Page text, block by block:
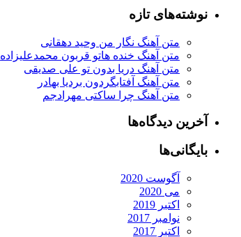
نوشته‌های تازه
متن آهنگ نگار من وحید دهقانی
متن آهنگ خنده هاتو قربون محمدعلیزاده
متن آهنگ دریا بدون تو علی صدیقی
متن آهنگ آفتابگردون بردیا بهادر
متن آهنگ چرا ساکتی مهرادجم
آخرین دیدگاه‌ها
بایگانی‌ها
آگوست 2020
می 2020
اکتبر 2019
نوامبر 2017
اکتبر 2017